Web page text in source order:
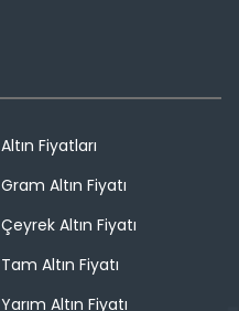
Altın Fiyatları
Gram Altın Fiyatı
Çeyrek Altın Fiyatı
Tam Altın Fiyatı
Yarım Altın Fiyatı